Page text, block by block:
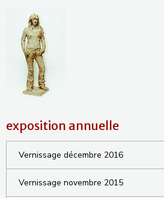
exposition annuelle
Vernissage décembre 2016
Vernissage novembre 2015